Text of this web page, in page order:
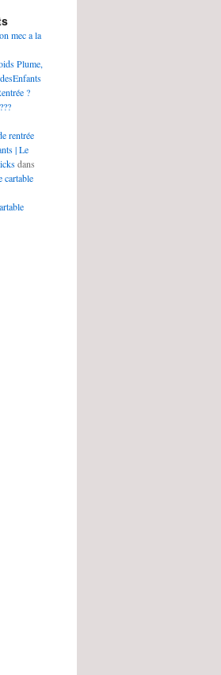
mec a la
Plume,
?
rentrée
| Le
dans
cartable